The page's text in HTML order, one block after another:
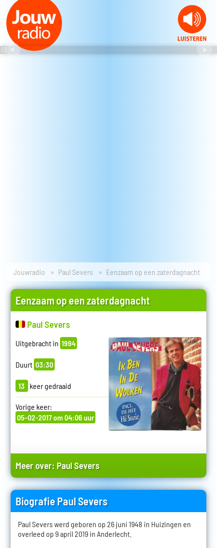
Jouwradio Paul Severs Eenzaam op een zaterdagnacht
Eenzaam op een zaterdagnacht
Paul Severs
Uitgebracht in 1994
Duurt 03:30
13 keer gedraaid
Vorige keer:
05-02-2017 om 04:06 uur
Meer over: Paul Severs
Biografie Paul Severs
Paul Severs werd geboren op 26 juni 1948 in Huizingen en
overleed op 9 april 2019 in Anderlecht.